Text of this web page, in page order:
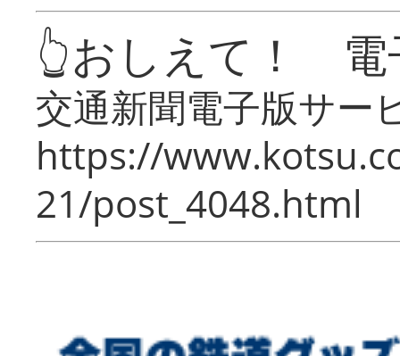
👆おしえて！ 電
交通新聞電子版サー
https://
21/post_4048.html